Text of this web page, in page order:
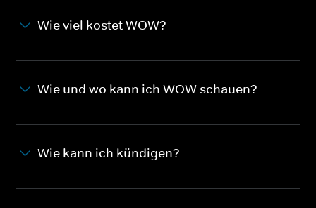
Wie viel kostet WOW?
Wie und wo kann ich WOW schauen?
Wie kann ich kündigen?